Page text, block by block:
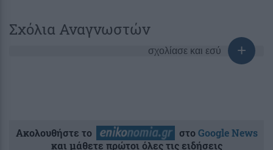
Σχόλια Αναγνωστών
σχολίασε και εσύ
Ακολουθήστε το στοGoogle News
και μάθετε πρώτοι όλες τις ειδήσεις